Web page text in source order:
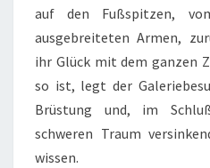
auf den Fußspitzen,
ausgebreiteten Armen,
ihr Glück mit dem ganzen
so ist, legt der
Brüstung und, im
schweren Traum
wissen.